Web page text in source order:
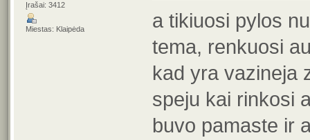
Įrašai: 3412
Miestas: Klaipėda
a tikiuosi pylos
tema, renkuosi
kad yra vazineja
speju kai rinkosi
buvo pamaste ir